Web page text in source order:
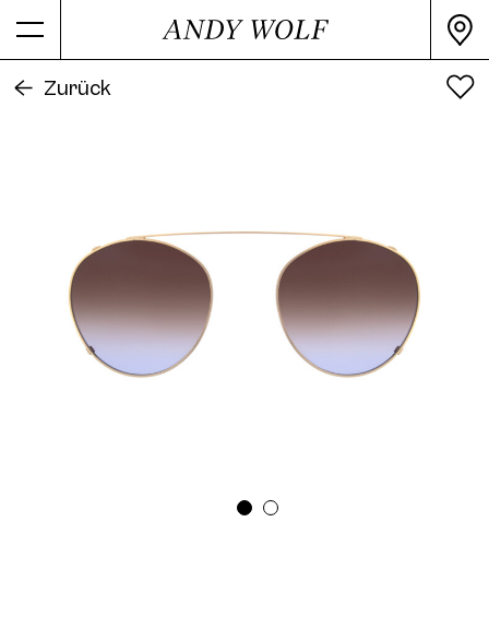
Zurück
PRODUKTINFORMATION
Farbe
Panto
Artikelnummer
4734-CLIP 10
Release Date
2000
Alle Farben
4734 Clip Col. 01 50